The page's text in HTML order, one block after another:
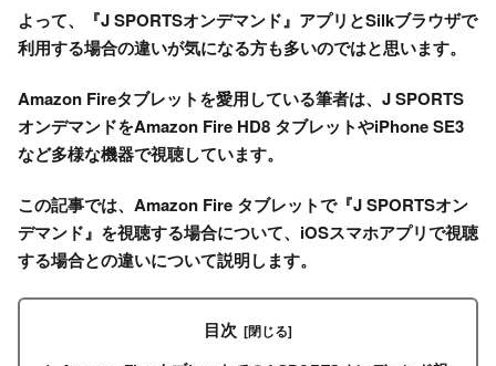
よって、『J SPORTSオンデマンド』アプリとSilkブラウザで
利用する場合の違いが気になる方も多いのではと思います。
Amazon Fireタブレットを愛用している筆者は、J SPORTS
オンデマンドをAmazon Fire HD8 タブレットやiPhone SE3
など多様な機器で視聴しています。
この記事では、Amazon Fire タブレットで『J SPORTSオン
デマンド』を視聴する場合について、iOSスマホアプリで視聴
する場合との違いについて説明します。
目次